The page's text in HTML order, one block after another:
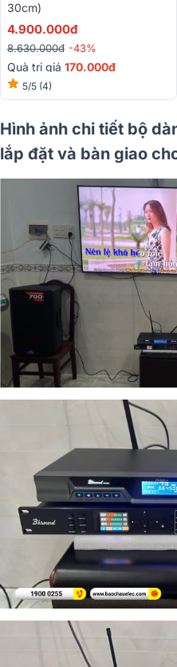
30cm)
4.900.000đ
8.630.000đ -43%
Quà trị giá 170.000đ
5/5 (4)
Hình ảnh chi tiết bộ
lắp đặt và bàn giao